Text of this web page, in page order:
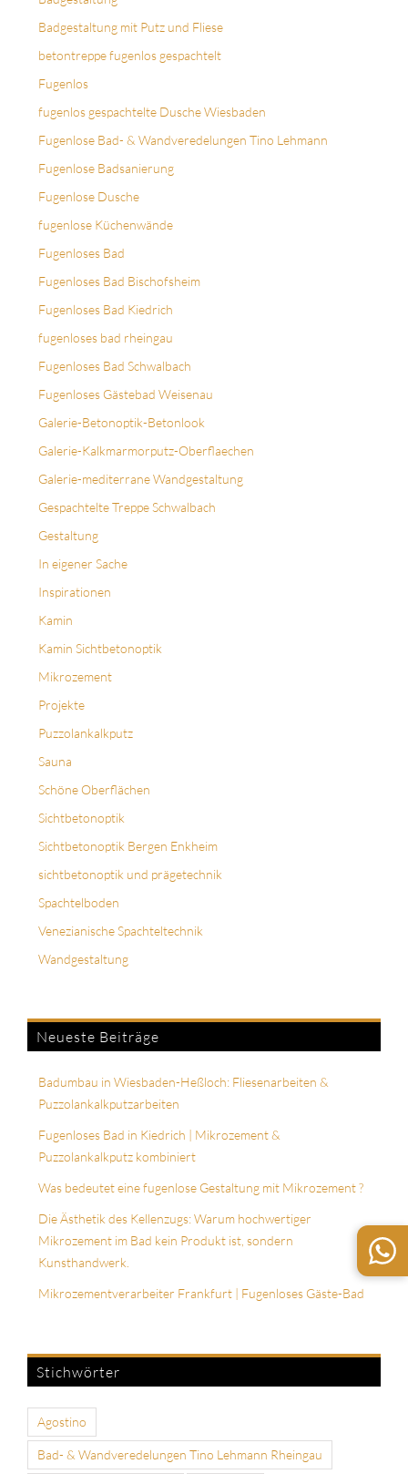
Badgestaltung mit Putz und Fliese
betontreppe fugenlos gespachtelt
Fugenlos
fugenlos gespachtelte Dusche Wiesbaden
Fugenlose Bad- & Wandveredelungen Tino Lehmann
Fugenlose Badsanierung
Fugenlose Dusche
fugenlose Küchenwände
Fugenloses Bad
Fugenloses Bad Bischofsheim
Fugenloses Bad Kiedrich
fugenloses bad rheingau
Fugenloses Bad Schwalbach
Fugenloses Gästebad Weisenau
Galerie-Betonoptik-Betonlook
Galerie-Kalkmarmorputz-Oberflaechen
Galerie-mediterrane Wandgestaltung
Gespachtelte Treppe Schwalbach
Gestaltung
In eigener Sache
Inspirationen
Kamin
Kamin Sichtbetonoptik
Mikrozement
Projekte
Puzzolankalkputz
Sauna
Schöne Oberflächen
Sichtbetonoptik
Sichtbetonoptik Bergen Enkheim
sichtbetonoptik und prägetechnik
Spachtelboden
Venezianische Spachteltechnik
Wandgestaltung
Neueste Beiträge
Badumbau in Wiesbaden-Heßloch: Fliesenarbeiten &
Puzzolankalkputzarbeiten
Fugenloses Bad in Kiedrich | Mikrozement &
Puzzolankalkputz kombiniert
Was bedeutet eine fugenlose Gestaltung mit Mikrozement ?
Die Ästhetik des Kellenzugs: Warum hochwertiger
Mikrozement im Bad kein Produkt ist, sondern
Kunsthandwerk.
Mikrozementverarbeiter Frankfurt | Fugenloses Gäste-Bad
Stichwörter
Agostino
Bad- & Wandveredelungen Tino Lehmann Rheingau